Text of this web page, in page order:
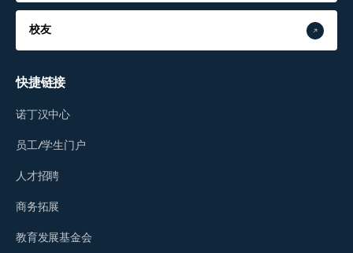
校友
快捷链接
诺丁汉中心
员工/学生门户
人才招聘
商务拓展
教育发展基金会